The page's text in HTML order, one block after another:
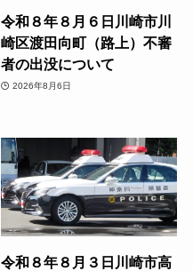
令和８年８月６日川崎市川
崎区渡田向町（路上）不審
者の出没について
2026年8月6日
令和８年８月３日川崎市高